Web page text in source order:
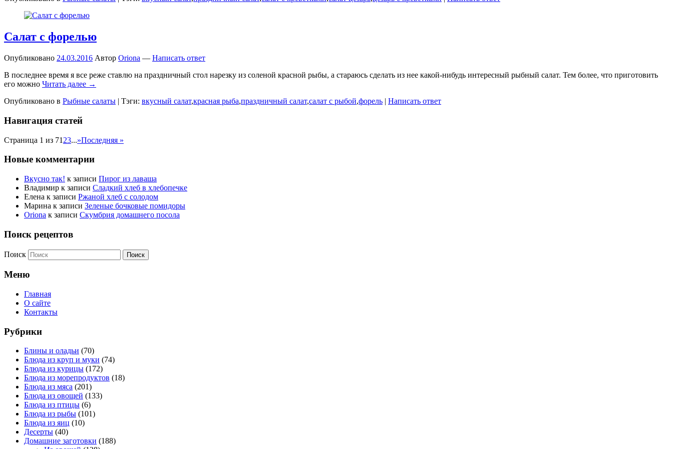
Салат с форелью
Опубликовано 24.03.2016 Автор Oriona — Написать ответ
В последнее время я все реже ставлю на праздничный стол нарезку из соленой красной рыбы, а стараюсь сделать из нее какой-нибудь интересный рыбный салат. Тем более, что приготовить
его можно Читать далее →
Опубликовано в Рыбные салаты | Тэги: вкусный салат,красная рыба,праздничный салат,салат с рыбой,форель | Написать ответ
Навигация статей
Страница 1 из 71 23...»Последняя »
Новые комментарии
Вкусно так! к записи Пирог из лаваша
Владимир к записи Сладкий хлеб в хлебопечке
Елена к записи Ржаной хлеб с солодом
Марина к записи Зеленые бочковые помидоры
Oriona к записи Скумбрия домашнего посола
Поиск рецептов
Поиск
Меню
Главная
О сайте
Контакты
Рубрики
Блины и оладьи (70)
Блюда из круп и муки (74)
Блюда из курицы (172)
Блюда из морепродуктов (18)
Блюда из мяса (201)
Блюда из овощей (133)
Блюда из птицы (6)
Блюда из рыбы (101)
Блюда из яиц (10)
Десерты (40)
Домашние заготовки (188)